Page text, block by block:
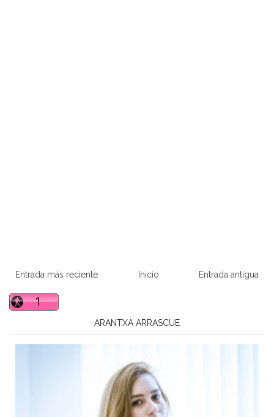
Entrada más reciente Entrada antigua
Inicio
ARANTXA ARRASCUE